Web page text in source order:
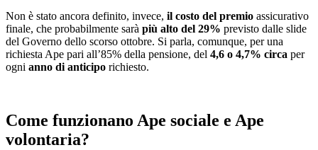
Non è stato ancora definito, invece, il costo del premio assicurativo
finale, che probabilmente sarà più alto del 29% previsto dalle slide
del Governo dello scorso ottobre. Si parla, comunque, per una
richiesta Ape pari all’85% della pensione, del 4,6 o 4,7% circa per
ogni anno di anticipo richiesto.
Come funzionano Ape sociale e Ape
volontaria?